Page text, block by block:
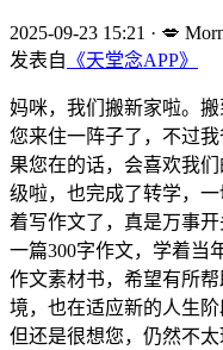
2025-09-23 15:21 · 💋
发表自 《天堂念APP》
妈咪，我们搬新家啦。
您来住一阵子了，不过
果您在的话，会喜欢我
级啦，也完成了转学，
着写作文了，真是万事
一篇300字作文，学着当
作文素材书，希望有所
境，也在适应新的人生
但还是很想您，仍然不